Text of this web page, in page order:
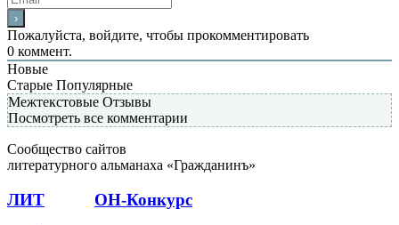
Пожалуйста, войдите, чтобы прокомментировать
0 коммент.
Новые
Старые Популярные
Межтекстовые Отзывы
Посмотреть все комментарии
Сообщество сайтов
литературного альманаха «Гражданинъ»
ЛИТ ОН-Конкурс